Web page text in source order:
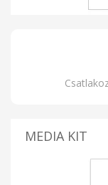
MEDIA KIT